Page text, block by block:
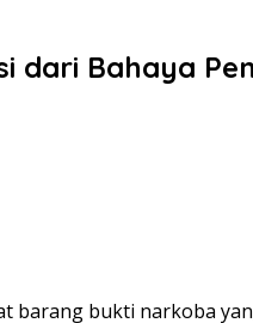
dari Bahaya
barang bukti narkoba